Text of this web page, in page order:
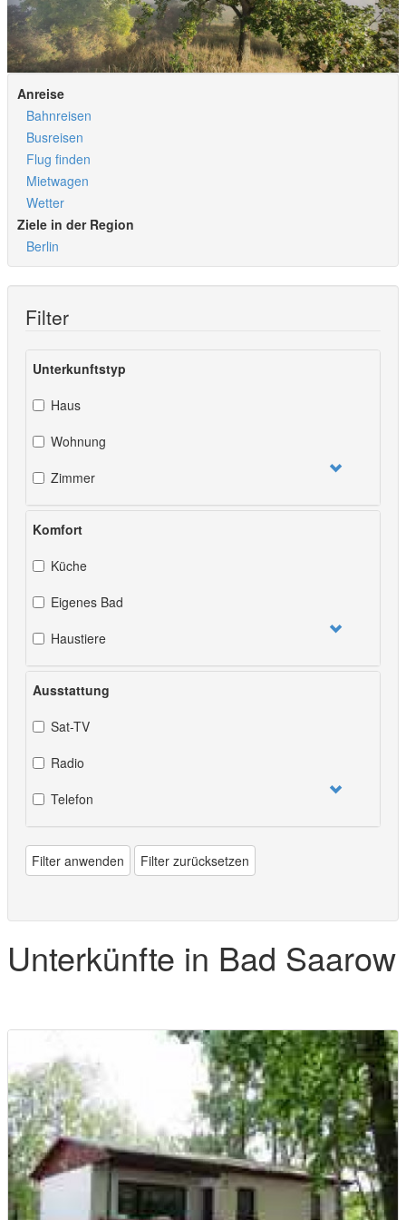
Anreise
Bahnreisen
Busreisen
Flug finden
Mietwagen
Wetter
Ziele in der Region
Berlin
Filter
Unterkunftstyp
Haus
Wohnung
Zimmer
Komfort
Küche
Eigenes Bad
Haustiere
Ausstattung
Sat-TV
Radio
Telefon
Filter anwenden Filter zurücksetzen
Unterkünfte in Bad Saarow